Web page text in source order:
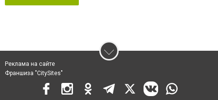
Реклама на сайте
Франшиза "CitySites"